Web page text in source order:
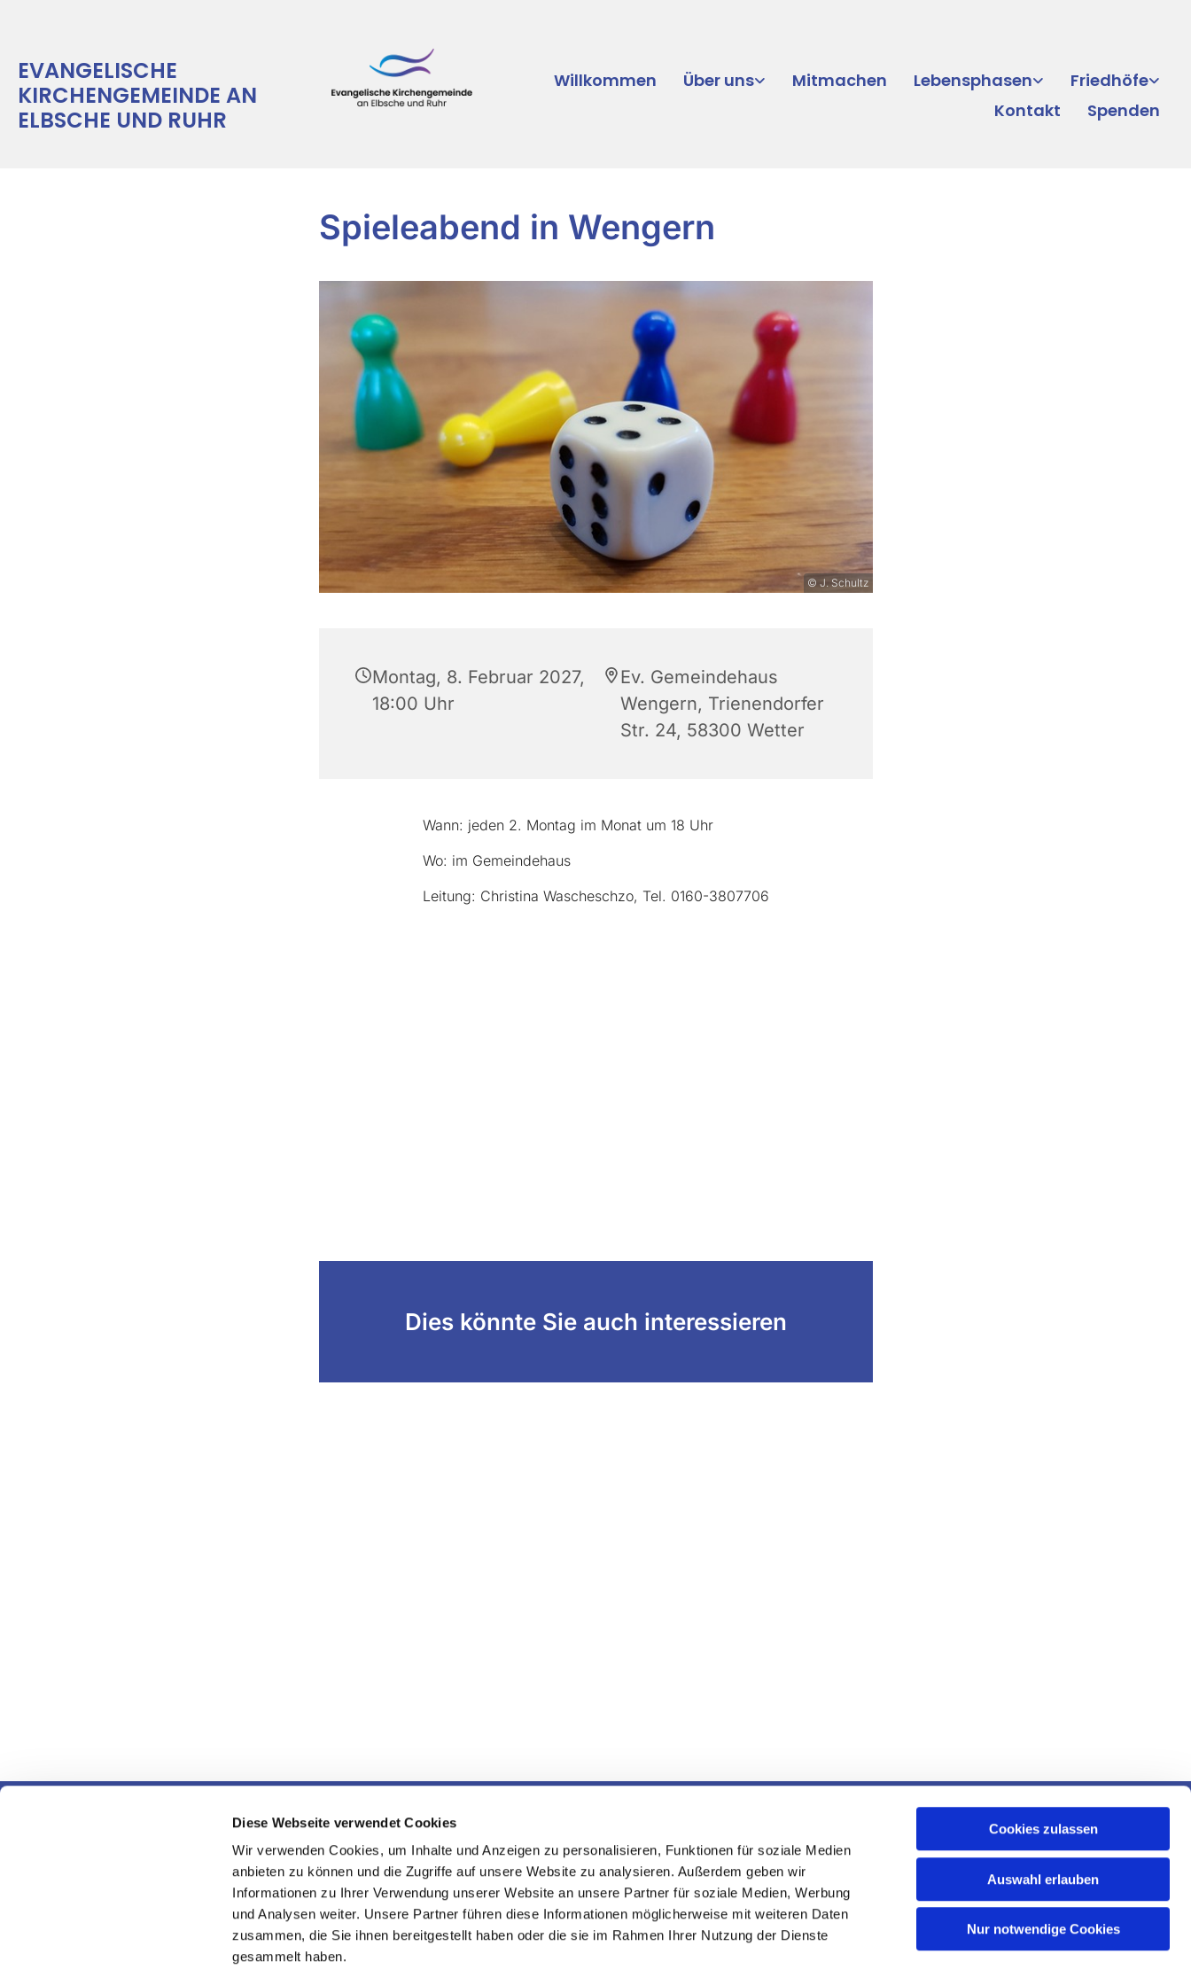
Diese Webseite verwendet Cookies
Wir verwenden Cookies, um Inhalte und Anzeigen zu personalisieren, Funktionen für soziale Medien
anbieten zu können und die Zugriffe auf unsere Website zu analysieren. Außerdem geben wir
Informationen zu Ihrer Verwendung unserer Website an unsere Partner für soziale Medien, Werbung
und Analysen weiter. Unsere Partner führen diese Informationen möglicherweise mit weiteren Daten
zusammen, die Sie ihnen bereitgestellt haben oder die sie im Rahmen Ihrer Nutzung der Dienste
gesammelt haben.
Cookies zulassen
Auswahl erlauben
Nur notwendige Cookies
EVANGELISCHE
KIRCHENGEMEINDE AN
ELBSCHE UND RUHR
Willkommen Über uns Mitmachen Lebensphasen
Friedhöfe
Kontakt
Spenden
Spieleabend in Wengern
© J. Schultz
Montag, 8. Februar 2027,
18:00 Uhr
Ev. Gemeindehaus
Wengern, Trienendorfer
Str. 24, 58300 Wetter
Wann: jeden 2. Montag im Monat um 18 Uhr
Wo: im Gemeindehaus
Leitung: Christina Wascheschzo, Tel. 0160-3807706
Dies könnte Sie auch interessieren
Evangelische Kirchengemeinde an Elbsche und Ruhr
Kontakt Newsletter Barrierefreiheit